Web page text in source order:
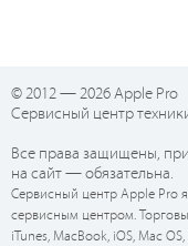
© 2012 — 2026 Apple Pro
Сервисный центр
Все права защищены,
на сайт — обязательна.
Сервисный центр Apple Pro
сервисным центром.
iTunes, MacBook, iOS, Mac